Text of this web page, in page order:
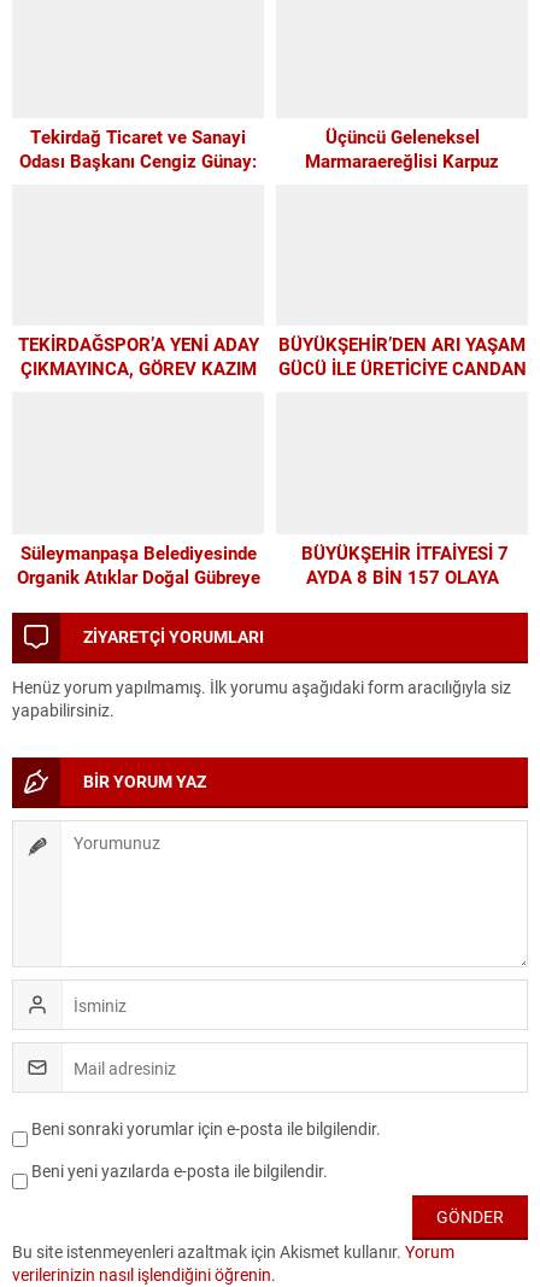
Tekirdağ Ticaret ve Sanayi
Odası Başkanı Cengiz Günay:
Üçüncü Geleneksel
Marmaraereğlisi Karpuz
TEKİRDAĞSPOR’A YENİ ADAY
ÇIKMAYINCA, GÖREV KAZIM
BÜYÜKŞEHİR’DEN ARI YAŞAM
GÜCÜ İLE ÜRETİCİYE CANDAN
Süleymanpaşa Belediyesinde
Organik Atıklar Doğal Gübreye
BÜYÜKŞEHİR İTFAİYESİ 7
AYDA 8 BİN 157 OLAYA
ZİYARETÇİ YORUMLARI
Henüz yorum yapılmamış. İlk yorumu aşağıdaki form aracılığıyla siz
yapabilirsiniz.
BİR YORUM YAZ
Beni sonraki yorumlar için e-posta ile bilgilendir.
Beni yeni yazılarda e-posta ile bilgilendir.
Bu site istenmeyenleri azaltmak için Akismet kullanır. Yorum
verilerinizin nasıl işlendiğini öğrenin.